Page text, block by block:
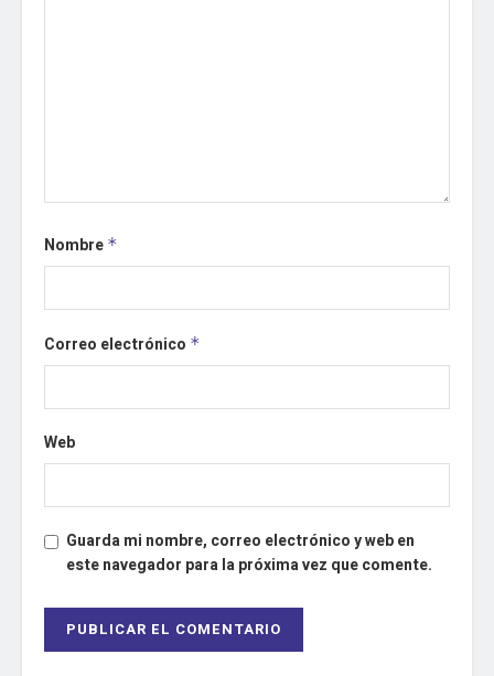
Nombre *
Correo electrónico *
Web
Guarda mi nombre, correo electrónico y web en
este navegador para la próxima vez que comente.